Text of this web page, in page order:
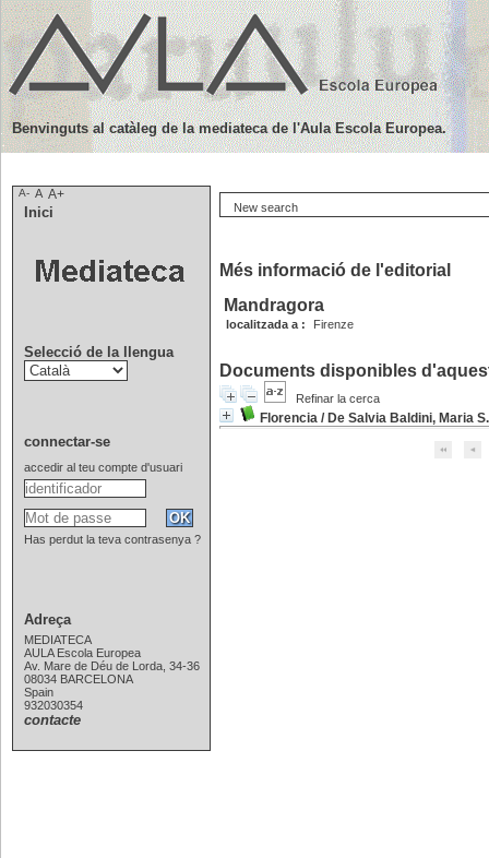
New search
Més informació de l'editorial
Mandragora
localitzada a : Firenze
Documents disponibles
Refinar la cerca
Florencia / De Salvia Baldini, Maria S.
Benvinguts al catàleg de la mediateca de l'Aula Escola Europea.
A- A A+
Inici
Selecció de la llengua
connectar-se
accedir al teu compte d'usuari
Has perdut la teva contrasenya ?
Adreça
MEDIATECA
AULA Escola Europea
Av. Mare de Déu de Lorda, 34-36
08034 BARCELONA
Spain
932030354
contacte